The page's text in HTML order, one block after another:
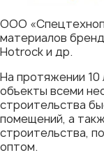
ООО
материалов
Hotrock и др.
На протяжении
объекты всеми
строительства
помещений, а
строительства,
оптом.